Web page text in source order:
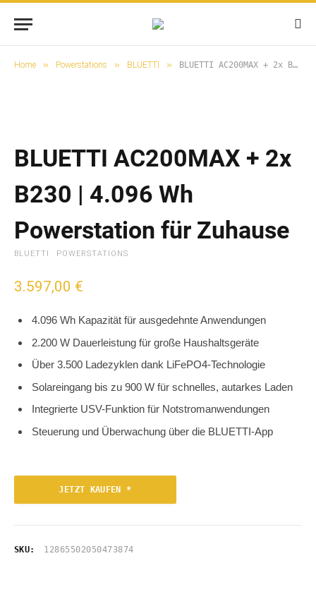
Home » Powerstations » BLUETTI » BLUETTI AC200MAX + 2x B230 | 4.096 Wh Powerstation für Zuhause
BLUETTI AC200MAX + 2x
B230 | 4.096 Wh
Powerstation für Zuhause
BLUETTI POWERSTATIONS
3.597,00 €
4.096 Wh Kapazität für ausgedehnte Anwendungen
2.200 W Dauerleistung für große Haushaltsgeräte
Über 3.500 Ladezyklen dank LiFePO4-Technologie
Solareingang bis zu 900 W für schnelles, autarkes Laden
Integrierte USV-Funktion für Notstromanwendungen
Steuerung und Überwachung über die BLUETTI-App
JETZT KAUFEN *
SKU: 12865502050473874